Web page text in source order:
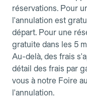
réservations. Pour
l'annulation est
départ. Pour une
gratuite dans les 5
Au-delà, des frais
détail des frais par
vous à notre Foire
l'annulation.